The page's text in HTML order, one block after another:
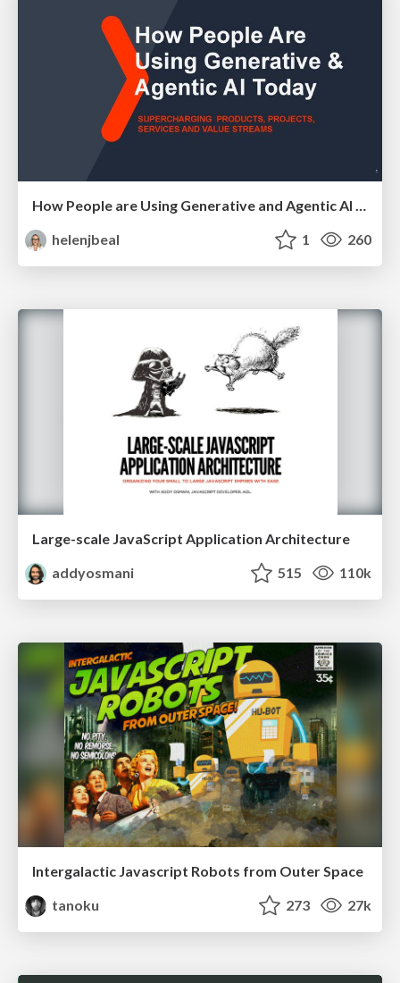
How People are Using Generative and Agentic AI to Supercharge Their Products, Projects, Services and Value Streams Today
helenjbeal
1 260
Large-scale JavaScript Application Architecture
addyosmani
515 110k
Intergalactic Javascript Robots from Outer Space
tanoku
273 27k